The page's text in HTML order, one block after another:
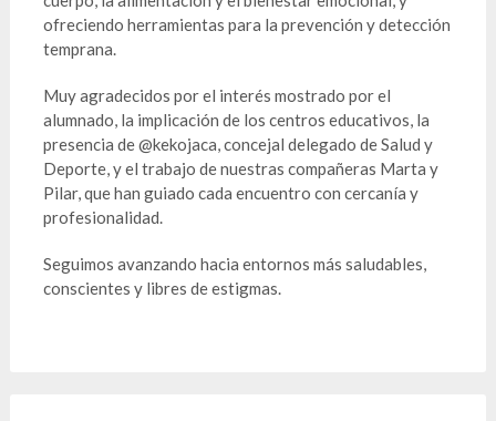
ofreciendo herramientas para la prevención y detección
temprana.
Muy agradecidos por el interés mostrado por el
alumnado, la implicación de los centros educativos, la
presencia de @kekojaca, concejal delegado de Salud y
Deporte, y el trabajo de nuestras compañeras Marta y
Pilar, que han guiado cada encuentro con cercanía y
profesionalidad.
Seguimos avanzando hacia entornos más saludables,
conscientes y libres de estigmas.